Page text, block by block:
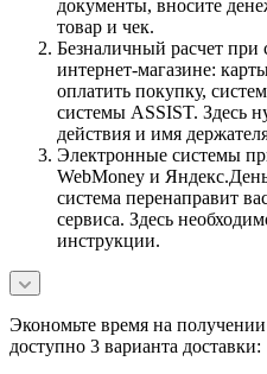
документы, вносите
товар и чек.
Безналичный расчет
интернет-магазине:
оплатить покупку,
системы ASSIST. Здесь
действия и имя
Электронные системы
WebMoney и
система перенаправит
сервиса. Здесь
инструкции.
Экономьте время на
доступно 3 варианта доставки: